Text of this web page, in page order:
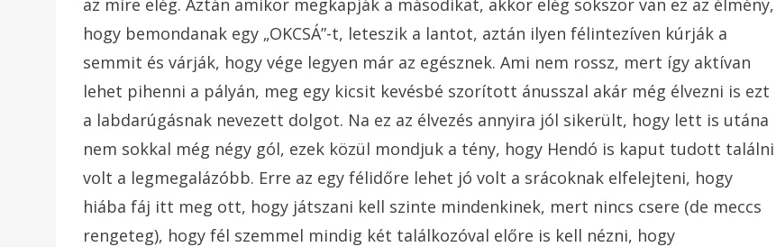
az mire elég. Aztán amikor megkapják a másodikat, akkor elég sokszor van ez az élmény,
hogy bemondanak egy „OKCSÁ”-t, leteszik a lantot, aztán ilyen félintezíven kúrják a
semmit és várják, hogy vége legyen már az egésznek. Ami nem rossz, mert így aktívan
lehet pihenni a pályán, meg egy kicsit kevésbé szorított ánusszal akár még élvezni is ezt
a labdarúgásnak nevezett dolgot. Na ez az élvezés annyira jól sikerült, hogy lett is utána
nem sokkal még négy gól, ezek közül mondjuk a tény, hogy Hendó is kaput tudott találni
volt a legmegalázóbb. Erre az egy félidőre lehet jó volt a srácoknak elfelejteni, hogy
hiába fáj itt meg ott, hogy játszani kell szinte mindenkinek, mert nincs csere (de meccs
rengeteg), hogy fél szemmel mindig két találkozóval előre is kell nézni, hogy